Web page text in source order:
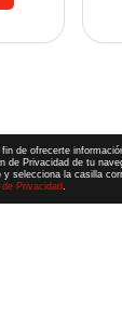
de ofrecerte
de Privacidad de tu
y selecciona la casilla
de Privacidad.